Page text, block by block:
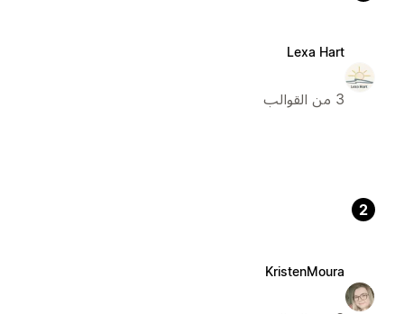
Lexa Hart
3 من القوالب
2
KristenMoura